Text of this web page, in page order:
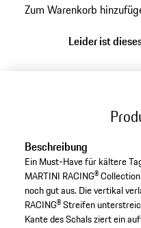
Zum Warenkorb
Leider ist
Beschreibung
Ein Must-Have für kältere
MARTINI RACING®
noch gut aus. Die vertikal
RACING® Streifen
Kante des Schals ziert ein